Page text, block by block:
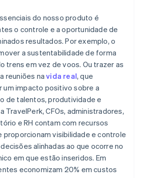
do nosso produto é
o controle e a oportunidade de
resultados. Por exemplo, o
a sustentabilidade de forma
trens em vez de voos. Ou trazer as
reuniões navida real, que
um impacto positivo sobre a
de talentos, produtividade e
TravelPerk, CFOs, administradores,
e RH contam com recursos
proporcionam visibilidade e controle
alinhadas ao que ocorre no
em que estão inseridos. Em
economizam 20% em custos